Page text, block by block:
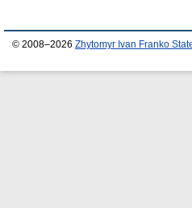
© 2008–2026 Zhytomyr Ivan Franko